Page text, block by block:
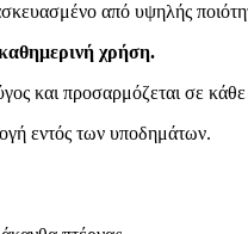
από υψηλής
χρήση.
και προσαρμόζεται σε
εντός των υποδημάτων.